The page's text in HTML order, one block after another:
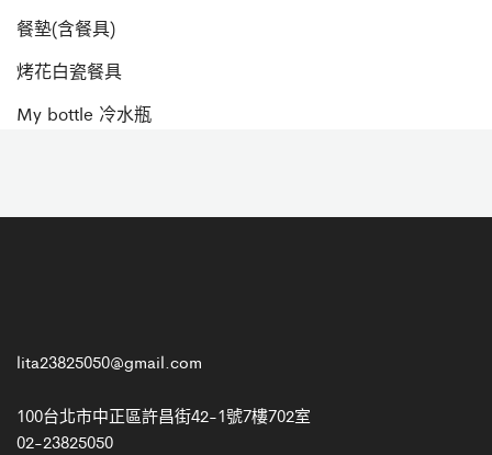
餐墊(含餐具)
烤花白瓷餐具
My bottle 冷水瓶
lita23825050@gmail.com
100台北市中正區許昌街42-1號7樓702室
02-23825050